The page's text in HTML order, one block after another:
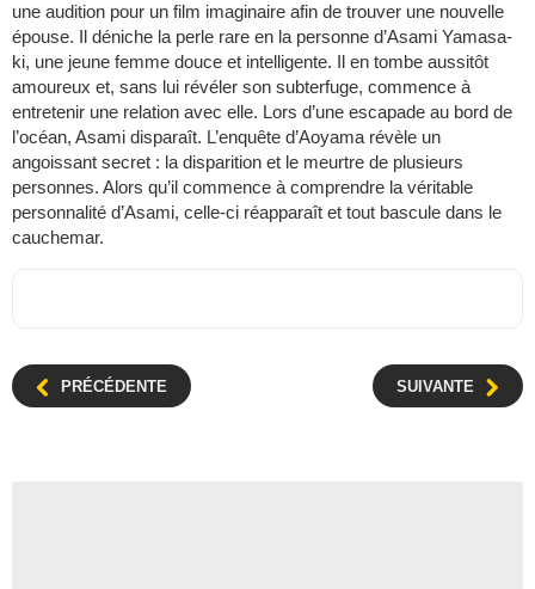
une audition pour un film imaginaire afin de trouver une nouvelle
épouse. Il déniche la perle rare en la personne d’Asami Yamasa­
ki, une jeune femme douce et intelligente. Il en tombe aussitôt
amoureux et, sans lui révéler son subterfuge, commence à
entretenir une relation avec elle. Lors d’une escapade au bord de
l’océan, Asami disparaît. L’enquête d’Aoyama révèle un
angoissant secret : la disparition et le meurtre de plusieurs
personnes. Alors qu’il commence à comprendre la véritable
personnalité d’Asami, celle-ci réapparaît et tout bascule dans le
cauchemar.
PRÉCÉDENTE SUIVANTE